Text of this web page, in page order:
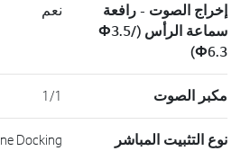
إخراج الصوت - رافعة
سماعة الرأس (Φ3.5/
Φ6.3)
نعم
مكبر الصوت 1/1
نوع التثبيت المباشر Docking